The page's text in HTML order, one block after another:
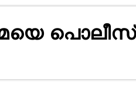
പൊലീസ്